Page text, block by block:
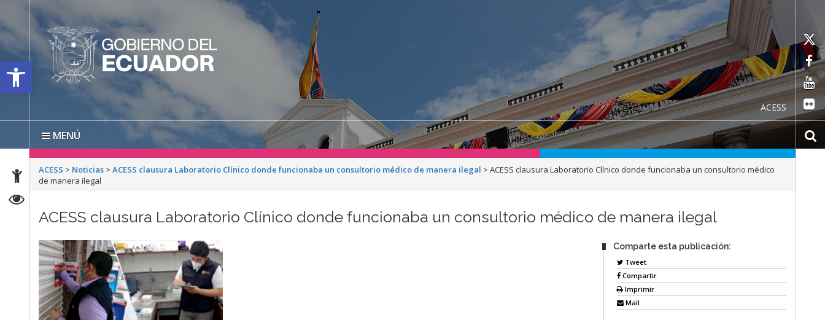
Open toolbar
ACESS
MENÚ
ACESS > Noticias >ACESS clausura Laboratorio Clínico donde funcionaba un consultorio médico de manera ilegal >ACESS clausura Laboratorio Clínico donde funcionaba un consultorio médico
de manera ilegal
ACESS clausura Laboratorio Clínico donde funcionaba un consultorio médico de manera ilegal
Comparte esta publicación:
Tweet
Compartir
Imprimir
Mail